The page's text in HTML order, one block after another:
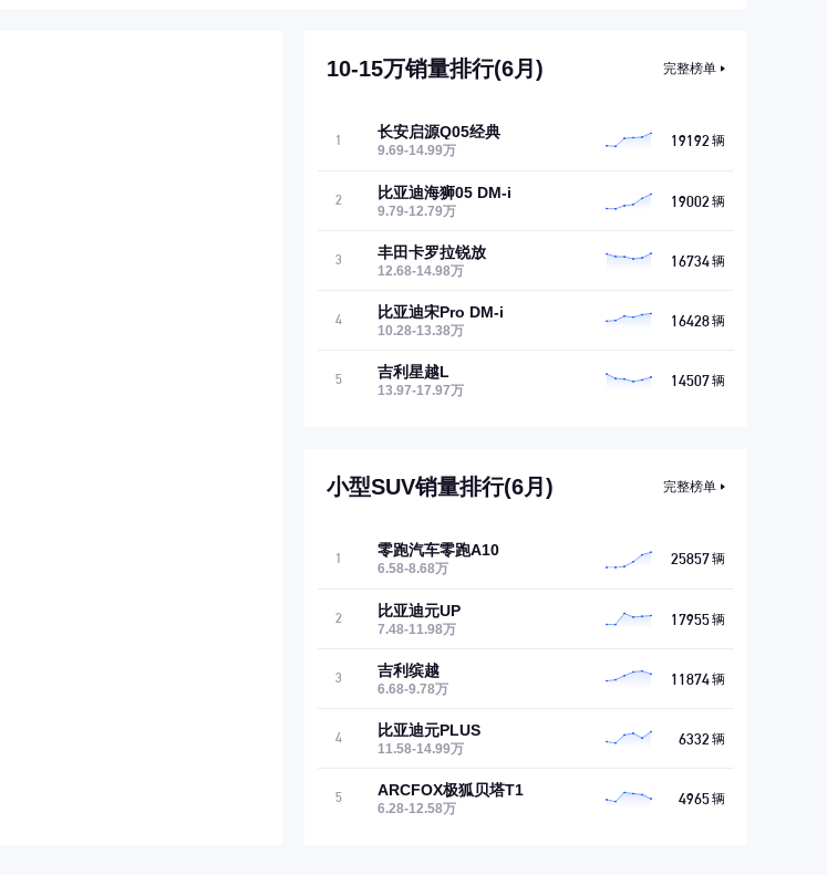
10-15万销量排行(6月) 完整榜单
1 长安启源Q05经典
9.69-14.99万
19192 辆
2 比亚迪海狮05 DM-i
9.79-12.79万
19002 辆
3 丰田卡罗拉锐放
12.68-14.98万
16734辆
4 比亚迪宋Pro DM-i
10.28-13.38万
16428辆
5 吉利星越L
13.97-17.97万
14507辆
小型SUV销量排行(6月) 完整榜单
1 零跑汽车零跑A10
6.58-8.68万
25857辆
2 比亚迪元UP
7.48-11.98万
17955辆
3 吉利缤越
6.68-9.78万
11874辆
4 比亚迪元PLUS
11.58-14.99万
6332 辆
5 ARCFOX极狐贝塔T1
6.28-12.58万
4965辆